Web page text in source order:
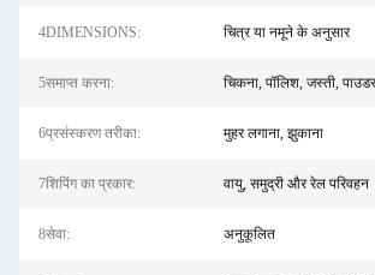
4DIMENSIONS: चित्र या नमूने के अनुसार
5समाप्त करना: चिकना, पॉलिश, जस्ती,
6प्रसंस्करण तरीका: मुहर लगाना, झुकाना
7शिपिंग का प्रकार: वायु, समुद्री और रेल परिवहन
8सेवा: अनुकूलित